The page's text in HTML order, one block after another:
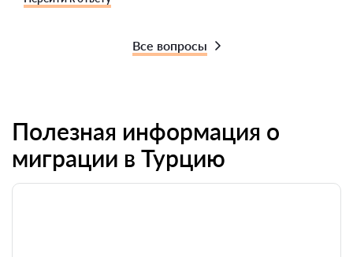
Все вопросы
Полезная информация о
миграции в Турцию